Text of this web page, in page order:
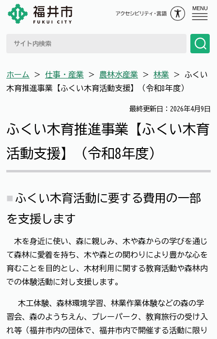
MENU
ホーム ＞ 仕事・産業 ＞ 農林水産業 ＞ 林業 ＞ ふくい
木育推進事業【ふくい木育活動支援】（令和8年度）
最終更新日：2026年4月9日
ふくい木育推進事業【ふくい木育
活動支援】（令和8年度）
ふくい木育活動に要する費用の一部
を支援します
木を身近に使い、森に親しみ、木や森からの学びを通じ
て森林に愛着を持ち、木や森との関わりにより豊かな心を
育むことを目的とし、木材利用に関する教育活動や森林内
での体験活動に対し支援します。
木工体験、森林環境学習、林業作業体験などの森の学
習会、森のようちえん、プレーパーク、教育旅行の受け入
れ等（福井市内の団体で、福井市内で開催する活動に限り